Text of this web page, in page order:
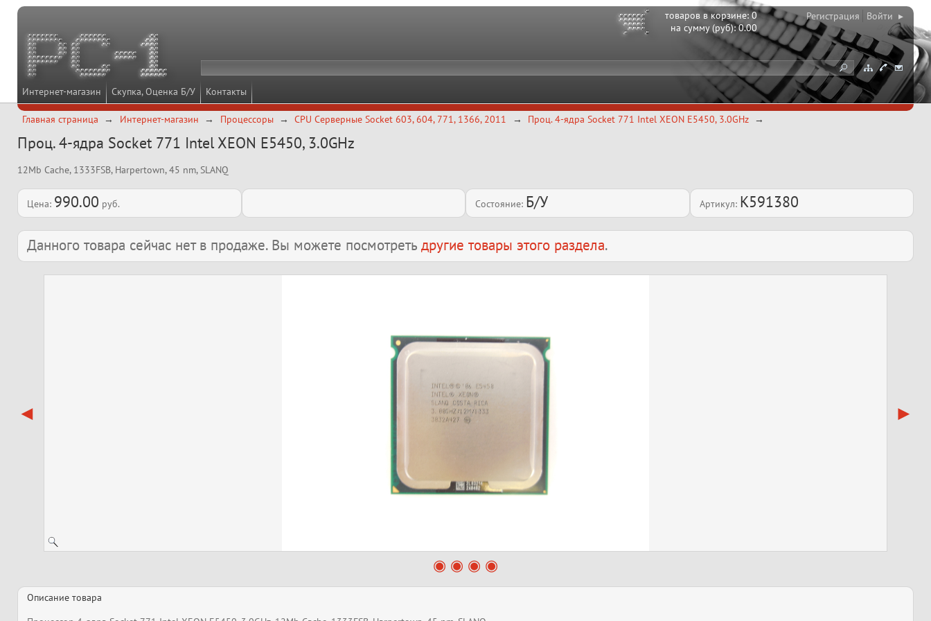
Интернет-магазин Скупка, Оценка Б/У Контакты
товаров в корзине:0
на сумму (руб):0.00
Регистрация Войти ▸
Главная страница Интернет-магазин Процессоры CPU Серверные Socket 603, 604, 771, 1366, 2011 Проц. 4-ядра Socket 771 Intel XEON E5450, 3.0GHz
Проц. 4-ядра Socket 771 Intel XEON E5450, 3.0GHz
12Mb Cache, 1333FSB, Harpertown, 45 nm, SLANQ
Цена: 990.00 руб. Состояние: Б/У Артикул: K591380
Данного товара сейчас нет в продаже. Вы можете посмотреть другие товары этого раздела.
Описание товара